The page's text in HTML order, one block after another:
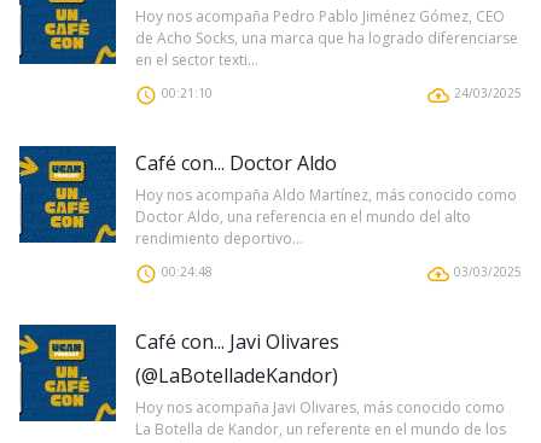
Hoy nos acompaña Pedro Pablo Jiménez Gómez, CEO
de Acho Socks, una marca que ha logrado diferenciarse
en el sector texti...
00:21:10 24/03/2025
Café con... Doctor Aldo
Hoy nos acompaña Aldo Martínez, más conocido como
Doctor Aldo, una referencia en el mundo del alto
rendimiento deportivo...
00:24:48 03/03/2025
Café con... Javi Olivares
(@LaBotelladeKandor)
Hoy nos acompaña Javi Olivares, más conocido como
La Botella de Kandor, un referente en el mundo de los